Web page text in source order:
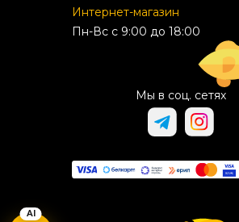
Интернет-магазин
Пн-Вс с 9:00 до 18:00
Мы в соц. сетях